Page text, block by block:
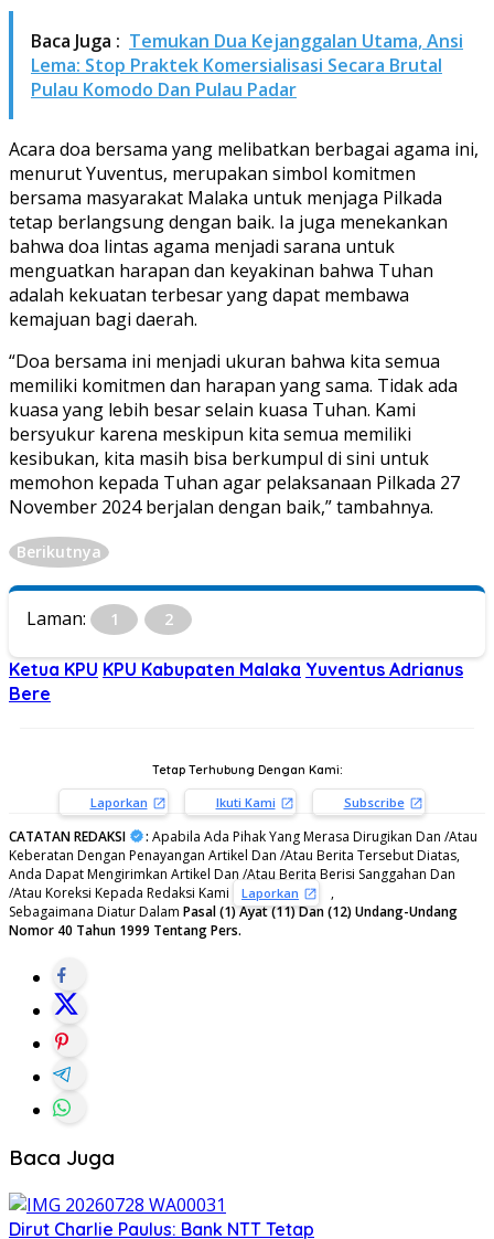
Baca Juga : Temukan Dua Kejanggalan Utama, Ansi
Lema: Stop Praktek Komersialisasi Secara Brutal
Pulau Komodo Dan Pulau Padar
Acara doa bersama yang melibatkan berbagai agama ini,
menurut Yuventus, merupakan simbol komitmen
bersama masyarakat Malaka untuk menjaga Pilkada
tetap berlangsung dengan baik. Ia juga menekankan
bahwa doa lintas agama menjadi sarana untuk
menguatkan harapan dan keyakinan bahwa Tuhan
adalah kekuatan terbesar yang dapat membawa
kemajuan bagi daerah.
“Doa bersama ini menjadi ukuran bahwa kita semua
memiliki komitmen dan harapan yang sama. Tidak ada
kuasa yang lebih besar selain kuasa Tuhan. Kami
bersyukur karena meskipun kita semua memiliki
kesibukan, kita masih bisa berkumpul di sini untuk
memohon kepada Tuhan agar pelaksanaan Pilkada 27
November 2024 berjalan dengan baik,” tambahnya.
Berikutnya
Laman: 1 2
Ketua KPU KPU Kabupaten Malaka Yuventus Adrianus
Bere
Tetap Terhubung Dengan Kami:
Laporkan Ikuti Kami Subscribe
CATATAN REDAKSI : Apabila Ada Pihak Yang Merasa Dirugikan Dan /Atau
Keberatan Dengan Penayangan Artikel Dan /Atau Berita Tersebut Diatas,
Anda Dapat Mengirimkan Artikel Dan /Atau Berita Berisi Sanggahan Dan
/Atau Koreksi Kepada Redaksi Kami
Laporkan
,
Sebagaimana Diatur Dalam Pasal (1) Ayat (11) Dan (12) Undang-Undang
Nomor 40 Tahun 1999 Tentang Pers.
Baca Juga
Dirut Charlie Paulus: Bank NTT Tetap